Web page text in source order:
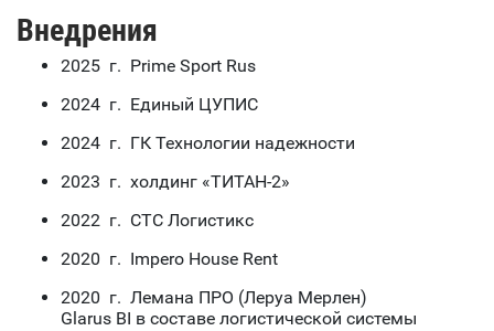
Внедрения
2025 г. Prime Sport Rus
2024 г. Единый ЦУПИС
2024 г. ГК Технологии надежности
2023 г. холдинг «ТИТАН-2»
2022 г. СТС Логистикс
2020 г. Impero House Rent
2020 г. Лемана ПРО (Леруа Мерлен)
Glarus BI в составе логистической системы